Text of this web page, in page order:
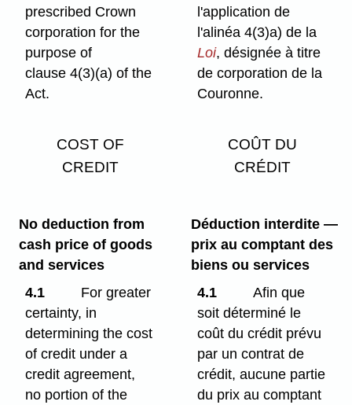
prescribed Crown
corporation for the
purpose of
clause 4(3)⁠(a) of the
Act.
l'application de
l'alinéa 4(3)a) de la
Loi, désignée à titre
de corporation de la
Couronne.
COST OF
CREDIT
COÛT DU
CRÉDIT
No deduction from
cash price of goods
and services
4.1
For greater
certainty, in
determining the cost
of credit under a
credit agreement,
no portion of the
Déduction interdite —
prix au comptant des
biens ou services
4.1
Afin que
soit déterminé le
coût du crédit prévu
par un contrat de
crédit, aucune partie
du prix au comptant